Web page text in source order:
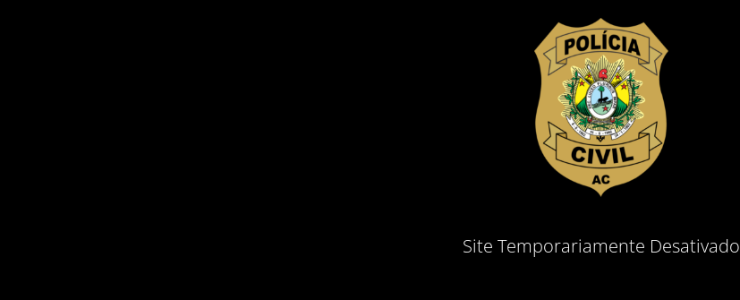
Site Temporariamente Desativado